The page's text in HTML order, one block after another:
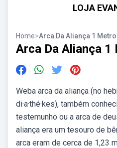
LOJA
Home>Arca Da Aliança 1 Metro
Arca Da Aliança 1
Weba arca da aliança (no
di·a·thé·kes), também
testemunho ou a arca de
aliança era um tesouro de
arca eram de cerca de 1,23